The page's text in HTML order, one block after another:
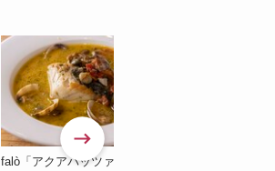
falò「アクアパッツァ」